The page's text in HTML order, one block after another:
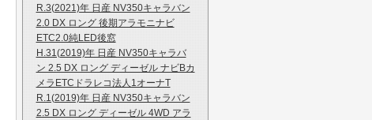
R.3(2021)年 日産 NV350キャラバン
2.0 DX ロング 後期アラモニナビ
ETC2.0純LED後窓
H.31(2019)年 日産 NV350キャラバ
ン 2.5 DX ロング ディーゼル ナビBカ
メラETCドラレコ法人1オーナT
R.1(2019)年 日産 NV350キャラバン
2.5 DX ロング ディーゼル 4WD アラ